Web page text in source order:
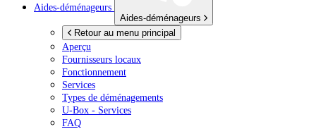
Aides-déménageurs
Aides-déménageurs
Retour au menu principal
Aperçu
Fournisseurs locaux
Fonctionnement
Services
Types de déménagements
U-Box - Services
FAQ